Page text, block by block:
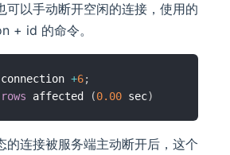
可以手动断开空闲的连接，使用的
+ id 的命令。
connection +6;
rows affected (0.00 sec)
的连接被服务端主动断开后，这个